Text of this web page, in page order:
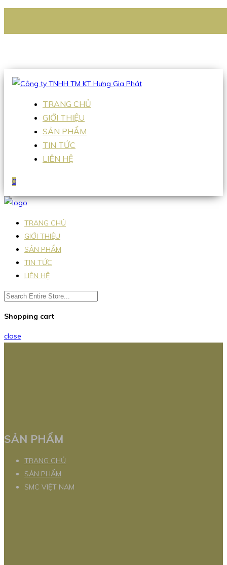
Hotline:0938 336 079
TRANG CHỦ
GIỚI THIỆU
SẢN PHẨM
TIN TỨC
LIÊN HỆ
0
TRANG CHỦ
GIỚI THIỆU
SẢN PHẨM
TIN TỨC
LIÊN HỆ
Shopping cart
close
SẢN PHẨM
TRANG CHỦ
SẢN PHẨM
SMC VIỆT NAM